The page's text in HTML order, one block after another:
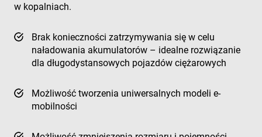
w kopalniach.
Brak konieczności zatrzymywania się w celu
naładowania akumulatorów – idealne rozwiązanie
dla długodystansowych pojazdów ciężarowych
Możliwość tworzenia uniwersalnych modeli e-
mobilności